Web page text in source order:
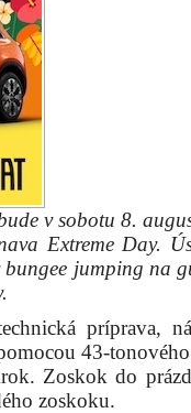
v sobotu 8.
Extreme Day.
jumping na
príprava,
43-
Zoskok do
zoskoku.